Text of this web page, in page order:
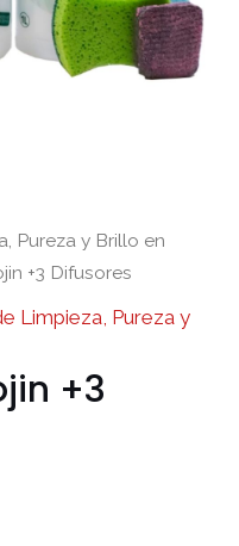
Pureza y Brillo en
+3 Difusores
Limpieza, Pureza y
+3